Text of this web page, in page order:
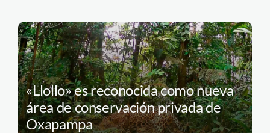
«Llollo» es reconocida como nueva
área de conservación privada de
Oxapampa